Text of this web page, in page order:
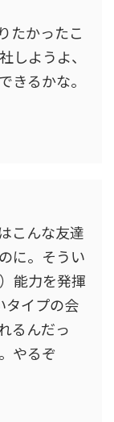
たかったこ
しようよ、
きるかな。
こんな友達
に。そうい
能力を発揮
タイプの会
るんだっ
やるぞ